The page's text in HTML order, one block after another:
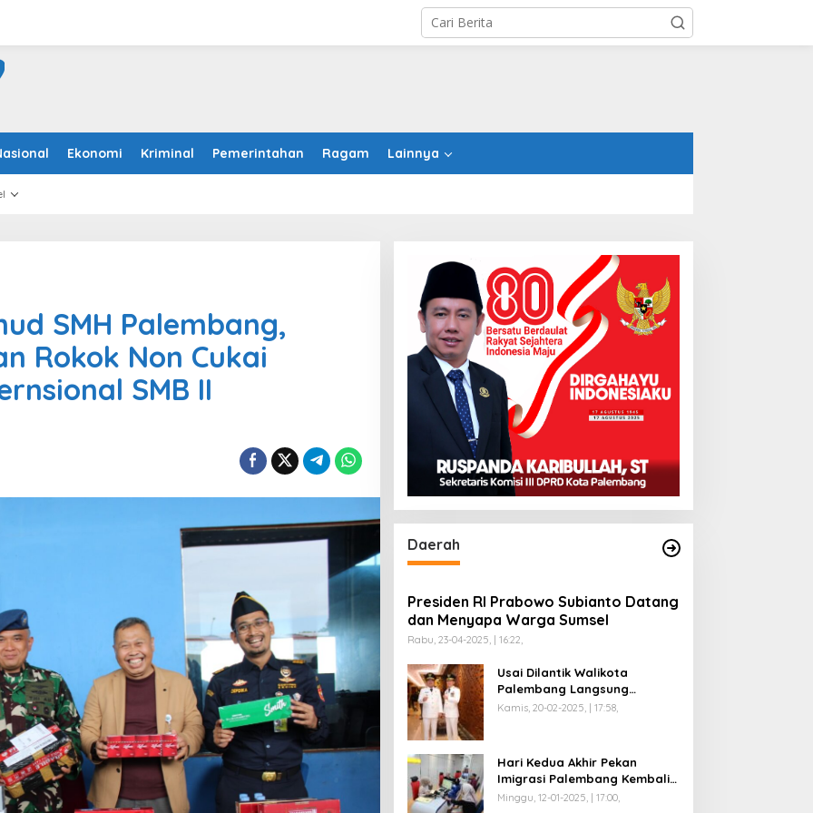
Ekonomi Kriminal Pemerintahan Ragam Lainnya
SMH Palembang,
Rokok Non Cukai
SMB II
Daerah
Presiden RI Prabowo Subianto Datang
dan Menyapa Warga Sumsel
Rabu, 23-04-2025, | 16:22,
Usai Dilantik Walikota
Palembang Langsung
Mengikuti Retreat di
Kamis, 20-02-2025, | 17:58,
Hari Kedua Akhir Pekan
Imigrasi Palembang Kembali
Dilayani
Minggu, 12-01-2025, | 17:00,